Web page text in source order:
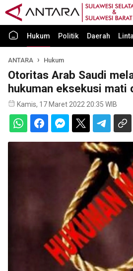
Hukum Politik Daerah
ANTARA Hukum
Otoritas Arab Saudi
hukuman eksekusi mati
Kamis, 17 Maret 2022 20:35 WIB